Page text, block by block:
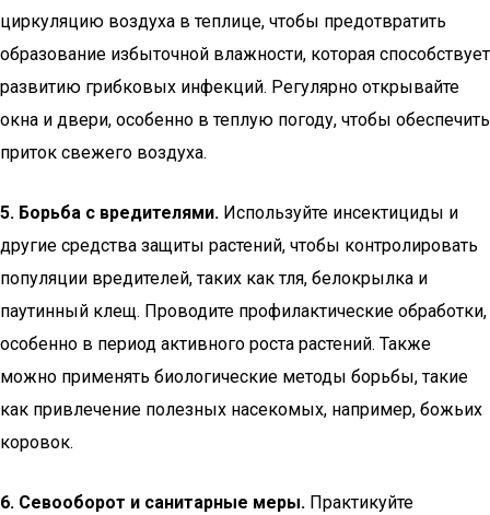
циркуляцию воздуха в теплице, чтобы предотвратить
образование избыточной влажности, которая способствует
развитию грибковых инфекций. Регулярно открывайте
окна и двери, особенно в теплую погоду, чтобы обеспечить
приток свежего воздуха.
5. Борьба с вредителями. Используйте инсектициды и
другие средства защиты растений, чтобы контролировать
популяции вредителей, таких как тля, белокрылка и
паутинный клещ. Проводите профилактические обработки,
особенно в период активного роста растений. Также
можно применять биологические методы борьбы, такие
как привлечение полезных насекомых, например, божьих
коровок.
6. Севооборот и санитарные меры. Практикуйте